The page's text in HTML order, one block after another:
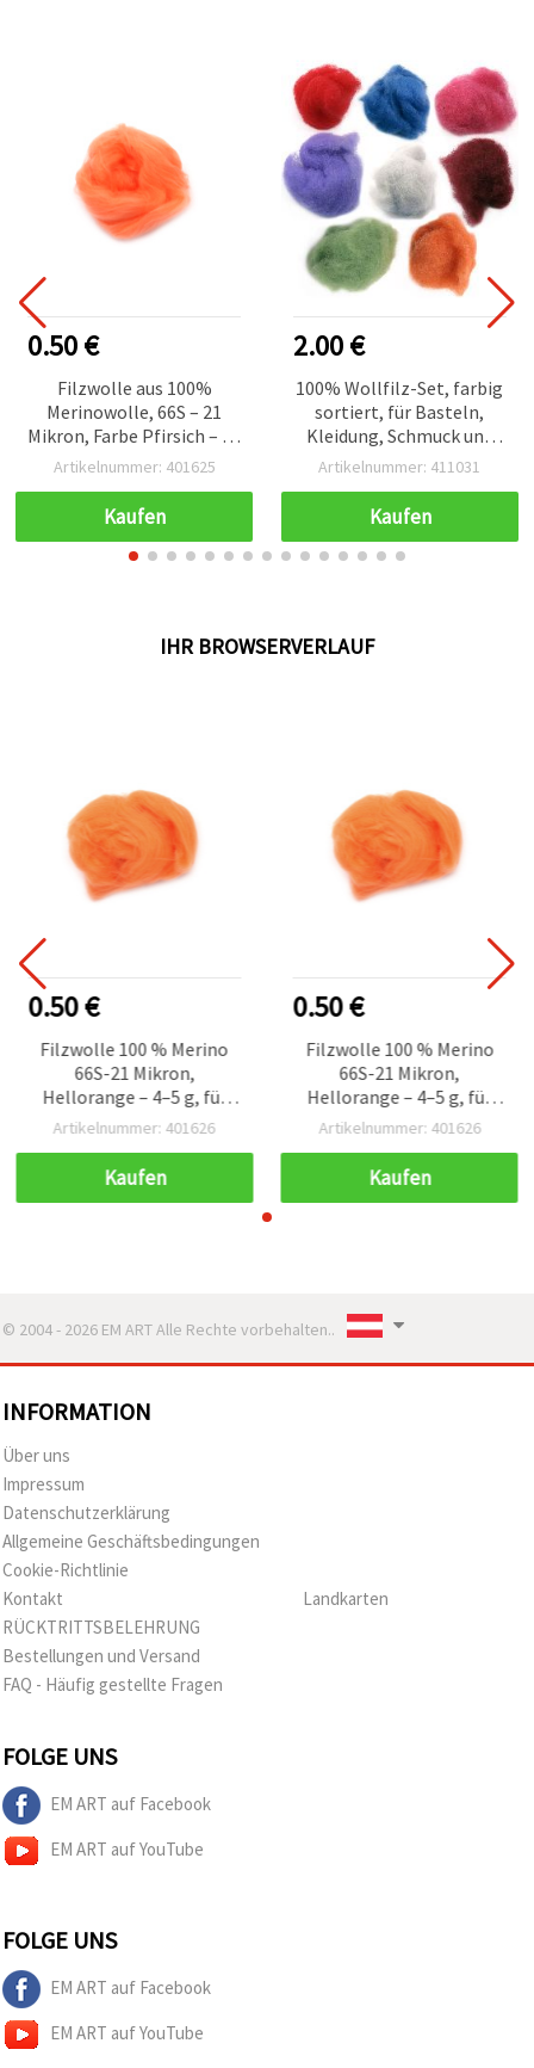
0.50 €
Filzwolle aus 100%
Merinowolle, 66S – 21
Mikron, Farbe Pfirsich – 4–
5 g
Artikelnummer: 401625
Kaufen
2.00 €
100% Wollfilz-Set, farbig
sortiert, für Basteln,
Kleidung, Schmuck und
Accessoires – 50 g
Artikelnummer: 411031
Kaufen
IHR BROWSERVERLAUF
0.50 €
Filzwolle 100 % Merino
66S-21 Mikron,
Hellorange – 4–5 g, für
Nadelfilzen & Nassfilzen
Artikelnummer: 401626
Kaufen
0.50 €
Filzwolle 100 % Merino
66S-21 Mikron,
Hellorange – 4–5 g, für
Nadelfilzen & Nassfilzen
Artikelnummer: 401626
Kaufen
© 2004 - 2026 EM ART Alle Rechte vorbehalten..
INFORMATION
Über uns
Impressum
Datenschutzerklärung
Allgemeine Geschäftsbedingungen
Cookie-Richtlinie
Kontakt
RÜCKTRITTSBELEHRUNG
Bestellungen und Versand
FAQ - Häufig gestellte Fragen
Landkarten
FOLGE UNS
EM ART auf Facebook
EM ART auf YouTube
FOLGE UNS
EM ART auf Facebook
EM ART auf YouTube